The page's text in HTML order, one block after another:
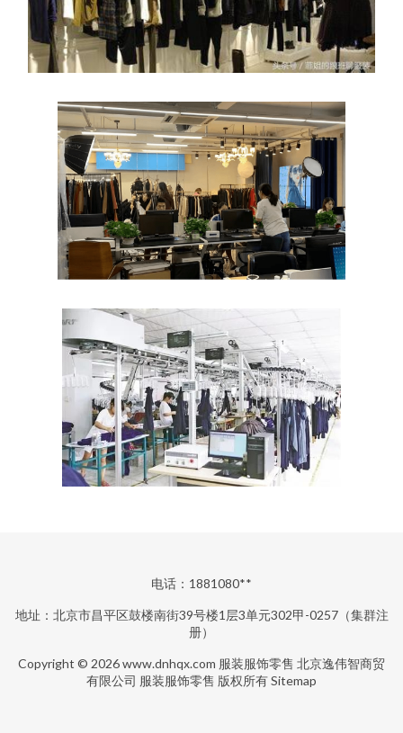
电话：1881080**
地址：北京市昌平区鼓楼南街39号楼1层3单元302甲-0257（集群注
册）
Copyright © 2026www.dnhqx.com 服装服饰零售 北京逸伟智商贸
有限公司 服装服饰零售 版权所有Sitemap